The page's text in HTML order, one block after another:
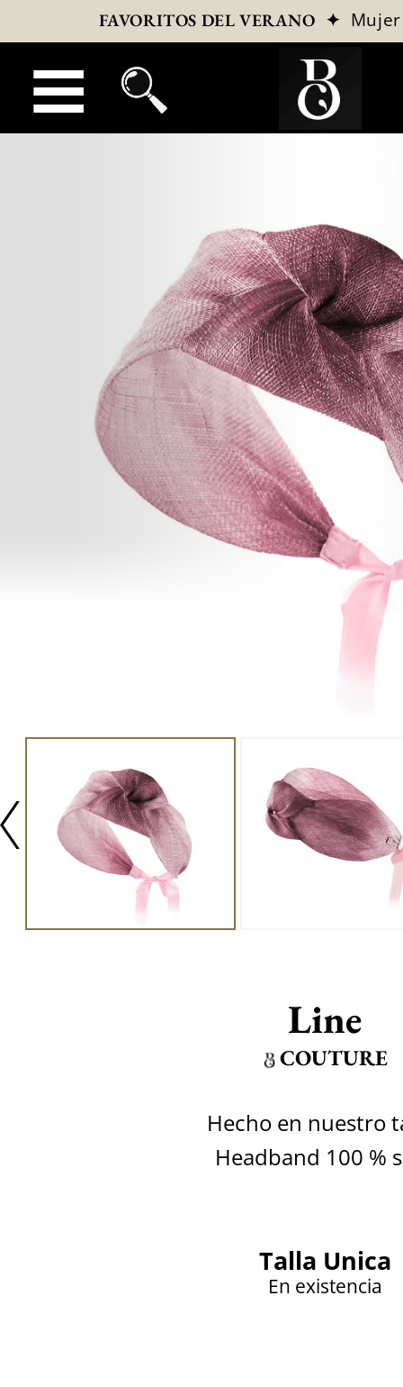
FAVORITOS DEL VERANO ✦ Mujer
Line
COUTURE
Hecho en nuestro
Headband 100 %
Talla Unica
En existencia